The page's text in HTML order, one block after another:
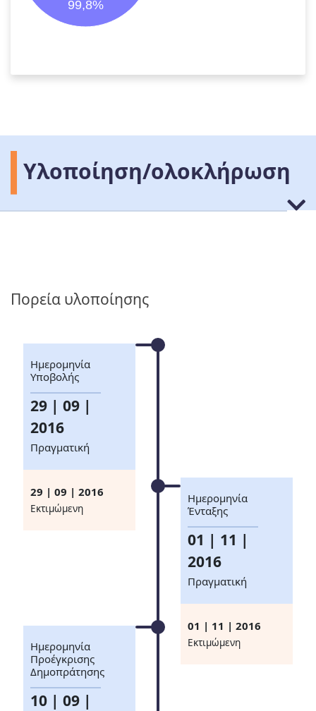
99,8%
Υλοποίηση/ολοκλήρωση
Πορεία υλοποίησης
Ημερομηνία
Υποβολής
29 | 09 |
2016
Πραγματική
29 | 09 | 2016
Eκτιμώμενη
Ημερομηνία
Ένταξης
01 | 11 |
2016
Πραγματική
01 | 11 | 2016
Eκτιμώμενη
Ημερομηνία
Προέγκρισης
Δημοπράτησης
10 | 09 |